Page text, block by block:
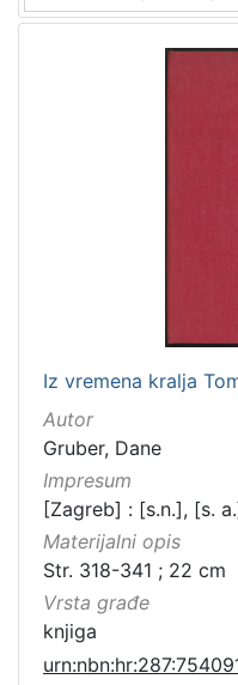
Iz vremena kralja
Autor
Gruber, Dane
Impresum
[Zagreb] : [s.n.], [s.
Materijalni opis
Str. 318-341 ; 22 cm
Vrsta građe
knjiga